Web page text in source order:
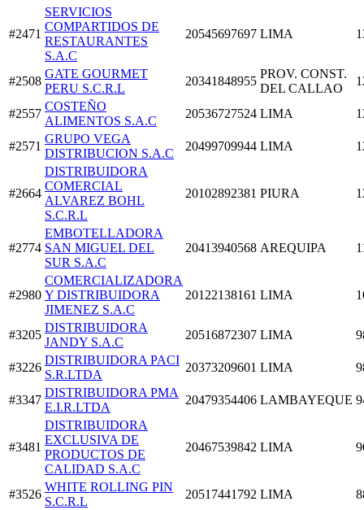
#2471
SERVICIOS
COMPARTIDOS DE
RESTAURANTES
S.A.C
20545697697 LIMA
#2508
GATE GOURMET
PERU S.C.R.L
20341848955
PROV. CONST.
DEL CALLAO
#2557
COSTEÑO
ALIMENTOS S.A.C
20536727524 LIMA
#2571
GRUPO VEGA
DISTRIBUCION S.A.C
20499709944 LIMA
#2664
DISTRIBUIDORA
COMERCIAL
ALVAREZ BOHL
S.C.R.L
20102892381 PIURA
#2774
EMBOTELLADORA
SAN MIGUEL DEL
SUR S.A.C
20413940568 AREQUIPA
#2980
COMERCIALIZADORA
Y DISTRIBUIDORA
JIMENEZ S.A.C
20122138161 LIMA
#3205
DISTRIBUIDORA
JANDY S.A.C
20516872307 LIMA
#3226
DISTRIBUIDORA PACI
S.R.LTDA
20373209601 LIMA
#3347
DISTRIBUIDORA PMA
E.I.R.LTDA
20479354406 LAMBAYEQUE
#3481
DISTRIBUIDORA
EXCLUSIVA DE
PRODUCTOS DE
CALIDAD S.A.C
20467539842 LIMA
#3526
WHITE ROLLING PIN
S.C.R.L
20517441792 LIMA